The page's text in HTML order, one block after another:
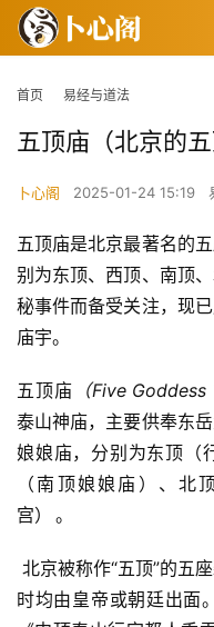
首页 易经与道法
五顶庙（北京的五
卜心阁 2025-01-24 15:19
五顶庙是北京最著名的
别为东顶、西顶、南顶
秘事件而备受关注，现
庙宇。
五顶庙 （Five Goddess
泰山神庙，主要供奉东
娘娘庙，分别为东顶（
（南顶娘娘庙）、北
宫）
。
北京被称作“五顶”的五
时均由皇帝或朝廷出面